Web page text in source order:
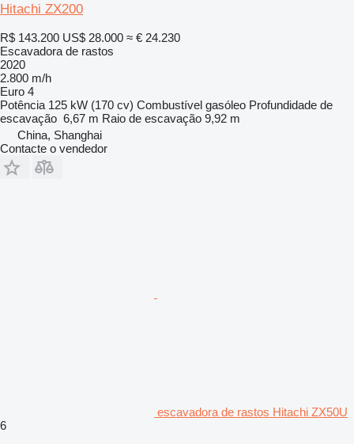
Hitachi ZX200
R$ 143.200 US$ 28.000 ≈ € 24.230
Escavadora de rastos
2020
2.800 m/h
Euro 4
Potência 125 kW (170 cv) Combustível gasóleo Profundidade de
escavação 6,67 m Raio de escavação 9,92 m
China, Shanghai
Contacte o vendedor
escavadora de rastos Hitachi ZX50U
6